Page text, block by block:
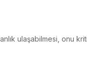
ulaşabilmesi, onu